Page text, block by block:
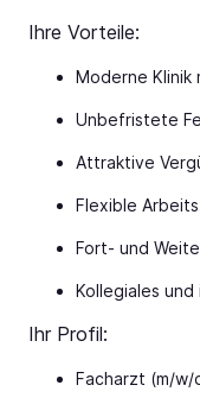
Ihre Vorteile:
Moderne
Unbefristete
Attraktive
Flexible
Fort- und
Kollegiales
Ihr Profil:
Facharzt (m/w/